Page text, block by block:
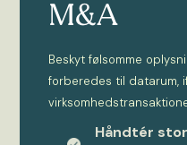
M&A
Beskyt følsomme
forberedes til datarum,
Håndtér